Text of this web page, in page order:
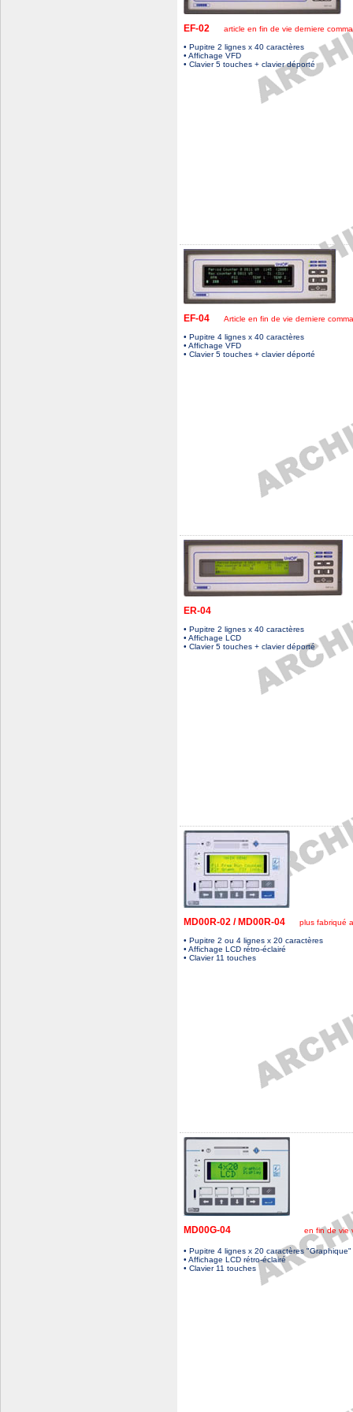
EF-02 article en fin de vie derniere
• Pupitre 2 lignes x 40 caractères
• Affichage VFD
• Clavier 5 touches + clavier déporté
EF-04 Article en fin de vie derniere
• Pupitre 4 lignes x 40 caractères
• Affichage VFD
• Clavier 5 touches + clavier déporté
ER-04
• Pupitre 2 lignes x 40 caractères
• Affichage LCD
• Clavier 5 touches + clavier déporté
MD00R-02 / MD00R-04 plus fabriqué
• Pupitre 2 ou 4 lignes x 20 caractères
• Affichage LCD rétro-éclairé
• Clavier 11 touches
MD00G-04 en fin de vie voir
• Pupitre 4 lignes x 20 caractères "Graphique"
• Affichage LCD rétro-éclairé
• Clavier 11 touches